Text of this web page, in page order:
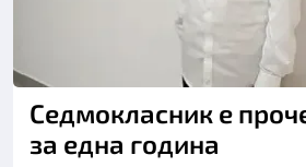
Снимка: bTV
Седмокласник е
за една година